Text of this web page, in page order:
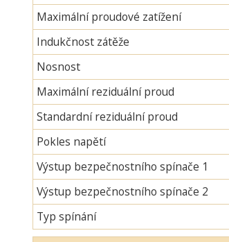
Maximální proudové zatížení
Indukčnost zátěže
Nosnost
Maximální reziduální proud
Standardní reziduální proud
Pokles napětí
Výstup bezpečnostního spínače 1
Výstup bezpečnostního spínače 2
Typ spínání